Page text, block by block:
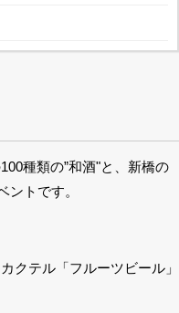
種類の”和酒"と、新橋の
トです。
クテル「フルーツビール」